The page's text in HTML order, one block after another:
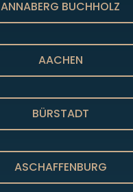
ANNABERG BUCHHOLZ
AACHEN
BÜRSTADT
ASCHAFFENBURG